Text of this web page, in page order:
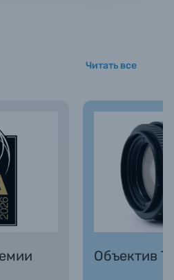
Читать все
Объектив